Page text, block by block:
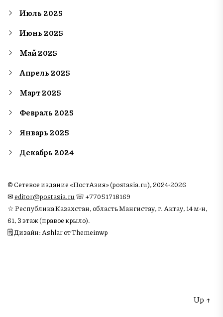
Июль 2025
Июнь 2025
Май 2025
Апрель 2025
Март 2025
Февраль 2025
Январь 2025
Декабрь 2024
© Сетевое издание «ПостАзия» (postasia.ru), 2024-2026
✉︎editor@postasia.ru ☏ +77051718169
☆ Республика Казахстан, область Мангистау, г. Актау, 14 м-н,
61, 3 этаж (правое крыло).
🗒 Дизайн: Ashlar от Themeinwp
Up ↑